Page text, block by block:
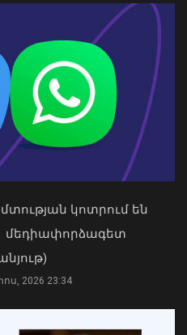
կոտրել
եք ման
կոտրում են
մեդիափորձագետ
2026 23:34